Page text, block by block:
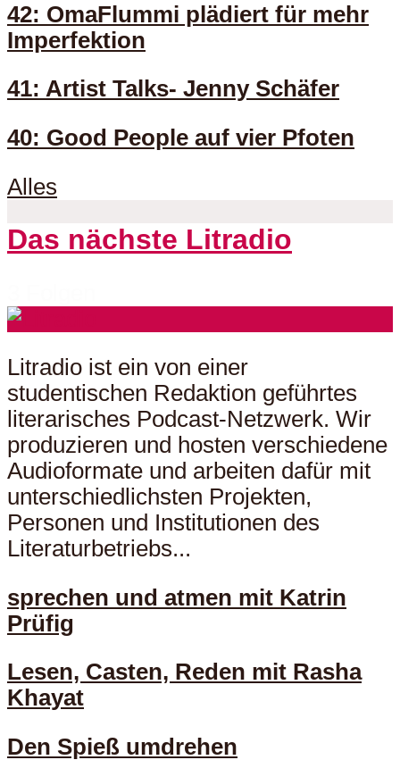
42: OmaFlummi plädiert für mehr
Imperfektion
41: Artist Talks- Jenny Schäfer
40: Good People auf vier Pfoten
Alles
Das nächste Litradio
Litradio ist ein von einer
studentischen Redaktion geführtes
literarisches Podcast-Netzwerk. Wir
produzieren und hosten verschiedene
Audioformate und arbeiten dafür mit
unterschiedlichsten Projekten,
Personen und Institutionen des
Literaturbetriebs...
sprechen und atmen mit Katrin
Prüfig
Lesen, Casten, Reden mit Rasha
Khayat
Den Spieß umdrehen